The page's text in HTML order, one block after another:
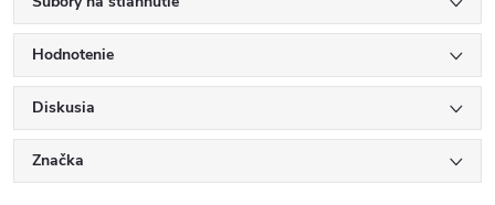
Hodnotenie
Diskusia
Značka